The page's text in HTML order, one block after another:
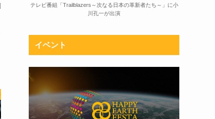
テレビ番組「Trailblazers～次なる日本の革新者たち～」に小
川孔一が出演
イベント